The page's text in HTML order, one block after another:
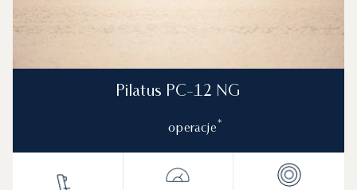
Pilatus PC-12 NG
operacje*